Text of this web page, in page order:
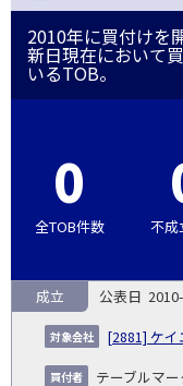
2010年に買付けを
新日現在において
いるTOB。
0
全TOB件数 不成
No.
公
表
日
象
社
付
[2881] ケ
テーブルマー
成立